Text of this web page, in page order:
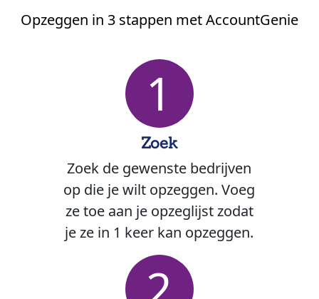
Opzeggen in 3 stappen met AccountGenie
1
Zoek
Zoek de gewenste bedrijven
op die je wilt opzeggen. Voeg
ze toe aan je opzeglijst zodat
je ze in 1 keer kan opzeggen.